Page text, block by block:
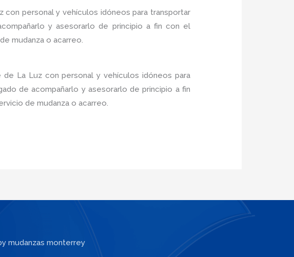
personal y vehículos idóneos para transportar
y asesorarlo de principio a fin con el
mudanza o acarreo.
La Luz con personal y vehículos idóneos para
de acompañarlo y asesorarlo de principio a fin
de mudanza o acarreo.
mudanzas monterrey